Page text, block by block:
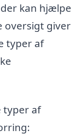
kan hjælpe
oversigt giver
typer af
typer af